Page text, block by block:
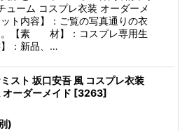
ューム コスプレ衣装 オーダーメ
ト内容】：ご覧の写真通りの衣
。【素 材】：コスプレ専用生
：新品、…
スト 坂口安吾 風 コスプレ衣装
オーダーメイド [3263]
)